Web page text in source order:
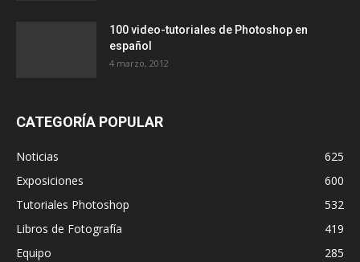
100 video-tutoriales de Photoshop en
español
4 marzo, 2012
CATEGORÍA POPULAR
Noticias
625
Exposiciones
600
Tutoriales Photoshop
532
Libros de Fotografía
419
Equipo
285